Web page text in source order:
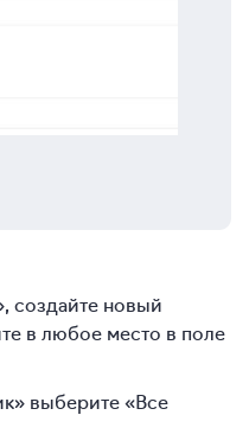
создайте новый
в любое место в поле
выберите «Все